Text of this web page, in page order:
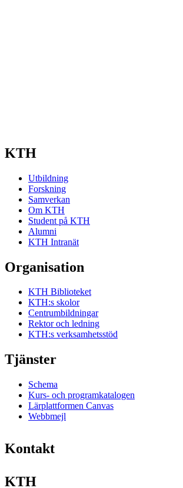
KTH
Utbildning
Forskning
Samverkan
Om KTH
Student på KTH
Alumni
KTH Intranät
Organisation
KTH Biblioteket
KTH:s skolor
Centrumbildningar
Rektor och ledning
KTH:s verksamhetsstöd
Tjänster
Schema
Kurs- och programkatalogen
Lärplattformen Canvas
Webbmejl
Kontakt
KTH